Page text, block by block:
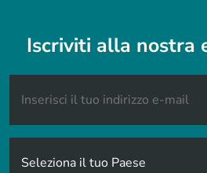
Iscriviti alla nostra